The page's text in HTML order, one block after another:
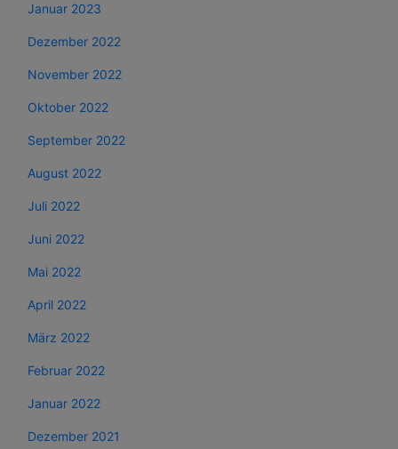
Januar 2023
Dezember 2022
November 2022
Oktober 2022
September 2022
August 2022
Juli 2022
Juni 2022
Mai 2022
April 2022
März 2022
Februar 2022
Januar 2022
Dezember 2021